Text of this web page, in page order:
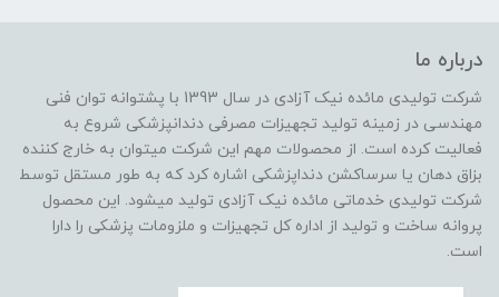
درباره ما
شرکت تولیدی مائده نیک آزادی در سال 1393 با پشتوانه توان فنی
مهندسی در زمینه تولید تجهیزات مصرفی دندانپزشکی شروع به
فعالیت کرده است. از محصولات مهم این شرکت میتوان به خارج کننده
بزاق دهان یا سرساکشن دنداپزشکی اشاره کرد که به طور مستقل توسط
شرکت تولیدی خدماتی مائده نیک آزادی تولید میشود. این محصول
پروانه ساخت و تولید از اداره کل تجهیزات و ملزومات پزشکی را دارا
است.